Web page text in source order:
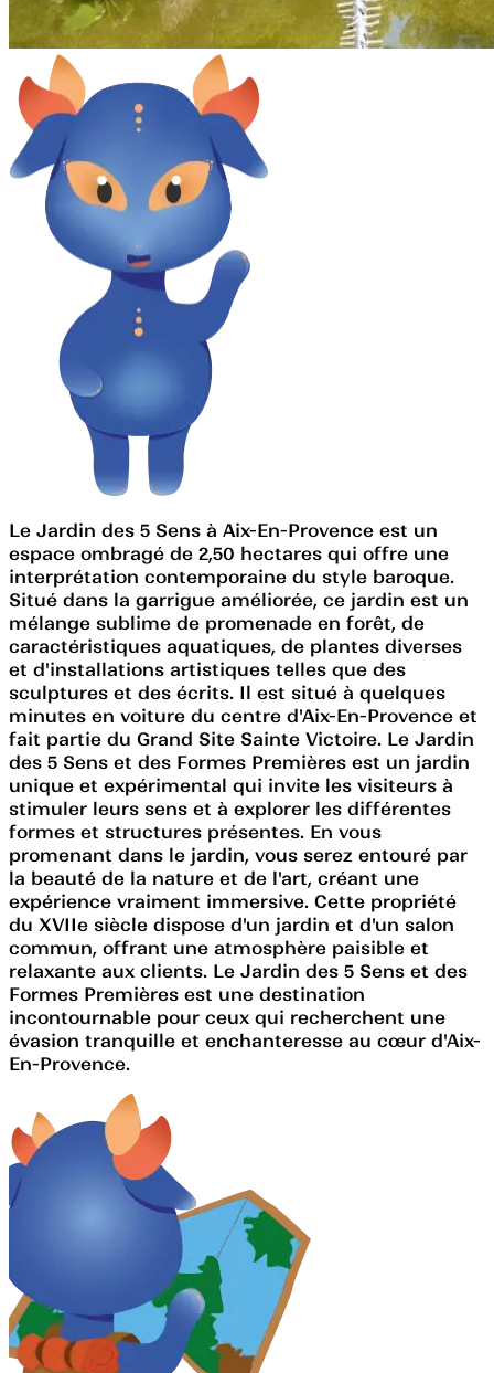
Le Jardin des 5 Sens à Aix-En-Provence est un
espace ombragé de 2,50 hectares qui offre une
interprétation contemporaine du style baroque.
Situé dans la garrigue améliorée, ce jardin est un
mélange sublime de promenade en forêt, de
caractéristiques aquatiques, de plantes diverses
et d'installations artistiques telles que des
sculptures et des écrits. Il est situé à quelques
minutes en voiture du centre d'Aix-En-Provence et
fait partie du Grand Site Sainte Victoire. Le Jardin
des 5 Sens et des Formes Premières est un jardin
unique et expérimental qui invite les visiteurs à
stimuler leurs sens et à explorer les différentes
formes et structures présentes. En vous
promenant dans le jardin, vous serez entouré par
la beauté de la nature et de l'art, créant une
expérience vraiment immersive. Cette propriété
du XVIIe siècle dispose d'un jardin et d'un salon
commun, offrant une atmosphère paisible et
relaxante aux clients. Le Jardin des 5 Sens et des
Formes Premières est une destination
incontournable pour ceux qui recherchent une
évasion tranquille et enchanteresse au cœur d'Aix-
En-Provence.